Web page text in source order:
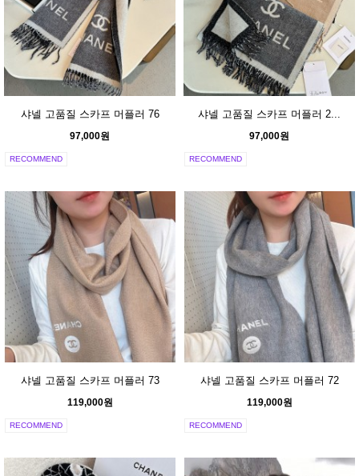
샤넬 고품질 스카프 머플러 76
97,000원
RECOMMEND
샤넬 고품질 스카프 머플러 2...
97,000원
RECOMMEND
샤넬 고품질 스카프 머플러 73
119,000원
RECOMMEND
샤넬 고품질 스카프 머플러 72
119,000원
RECOMMEND